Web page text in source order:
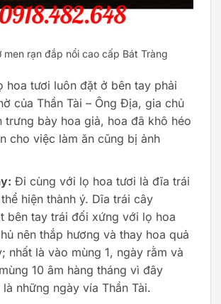
men rạn đắp nổi cao cấp Bát Tràng
hoa tươi luôn đặt ở bên tay phải
của Thần Tài – Ông Địa, gia chủ
trưng bày hoa giả, hoa đã khô héo
cho việc làm ăn cũng bị ảnh
Đi cùng với lọ hoa tươi là đĩa trái
hiện thành ý. Dĩa trái cây
bên tay trái đối xứng với lọ hoa
nên thắp hương và thay hoa quả
nhất là vào mùng 1, ngày rằm và
10 âm hàng tháng vì đây
những ngày vía Thần Tài.